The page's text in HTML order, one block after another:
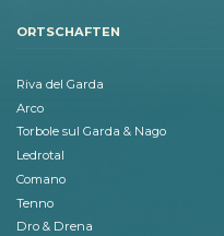
ORTSCHAFTEN
Riva del Garda
Arco
Torbole sul Garda & Nago
Ledrotal
Comano
Tenno
Dro & Drena